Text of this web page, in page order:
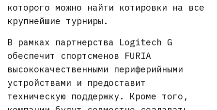
которого можно найти котировки на все
крупнейшие турниры.
В рамках партнерства Logitech G
обеспечит спортсменов FURIA
высококачественными периферийными
устройствами и предоставит
техническую поддержку. Кроме того,